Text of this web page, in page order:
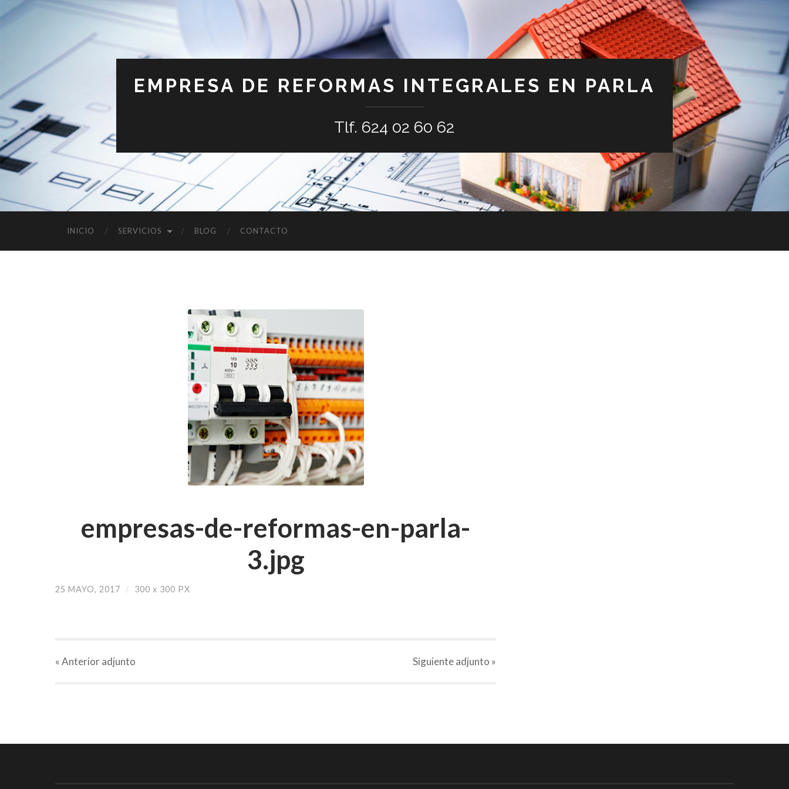
EMPRESA DE REFORMAS INTEGRALES EN PARLA
Tlf. 624 02 60 62
INICIO SERVICIOS BLOG CONTACTO
empresas-de-reformas-en-parla-
3.jpg
25 MAYO, 2017 / 300x 300 PX
« Anterioradjunto Siguienteadjunto »